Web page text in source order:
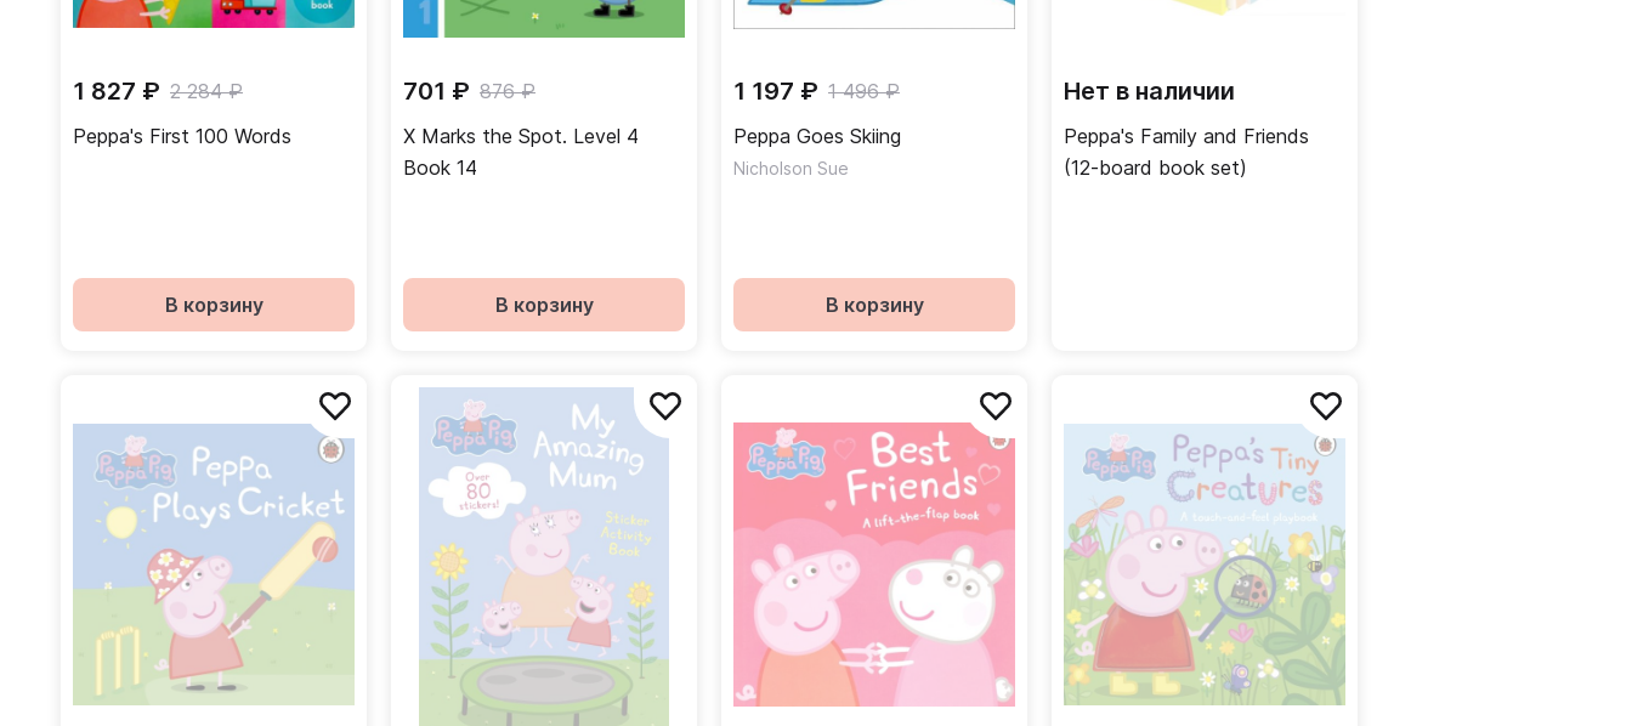
1 827 ₽ 2 284 ₽
Peppa's First 100 Words
В корзину
701 ₽ 876 ₽
X Marks the Spot. Level 4
Book 14
В корзину
1 197 ₽ 1 496 ₽
Peppa Goes Skiing
Nicholson Sue
В корзину
Нет в наличии
Peppa's Family and Friends
(12-board book set)